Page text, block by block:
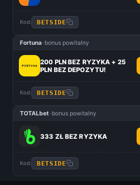
Kod: BETSIDE
Fortuna–bonus powitalny
200 PLN BEZ RYZYKA + 25
PLN BEZ DEPOZYTU!
Kod: BETSIDE
TOTALbet–bonus powitalny
333 ZŁ BEZ RYZYKA
Kod: BETSIDE